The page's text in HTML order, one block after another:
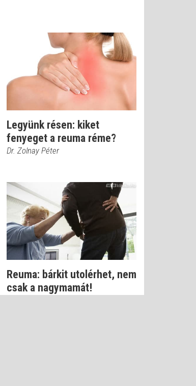
Legyünk résen: kiket
fenyeget a reuma réme?
Dr. Zolnay Péter
Reuma: bárkit utolérhet, nem
csak a nagymamát!